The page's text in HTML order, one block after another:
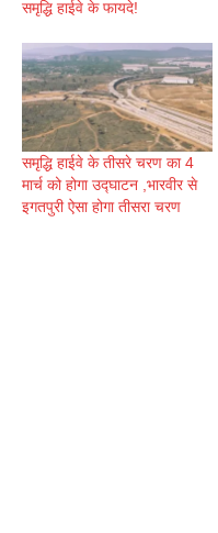
समृद्धि हाईवे के फायदे!
समृद्धि हाईवे के तीसरे चरण का 4
मार्च को होगा उद्घाटन ,भारवीर से
इगतपुरी ऐसा होगा तीसरा चरण